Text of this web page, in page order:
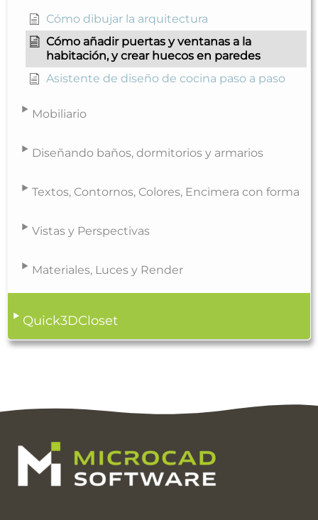
Cómo dibujar la arquitectura
Cómo añadir puertas y ventanas a la
habitación, y crear huecos en paredes
Asistente de diseño de cocina paso a paso
Mobiliario
Diseñando baños, dormitorios y armarios
Textos, Contornos, Colores, Encimera con forma
Vistas y Perspectivas
Materiales, Luces y Render
Quick3DCloset